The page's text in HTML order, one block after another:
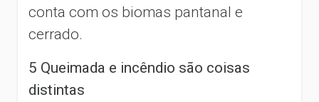
conta com os biomas pantanal e
cerrado.
5 Queimada e incêndio são coisas
distintas